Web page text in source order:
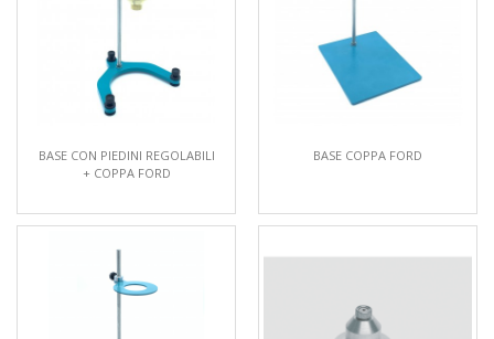
BASE CON PIEDINI REGOLABILI
+ COPPA FORD
BASE COPPA FORD